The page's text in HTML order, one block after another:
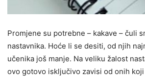
Promjene su potrebne – kakave – čuli
nastavnika. Hoće li se desiti, od njih
učenika još manje. Na veliku žalost
ovo gotovo isključivo zavisi od onih